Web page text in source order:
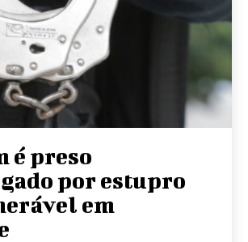
é preso
por estupro
em